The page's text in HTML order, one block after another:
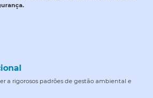
a rigorosos padrões de gestão ambiental e